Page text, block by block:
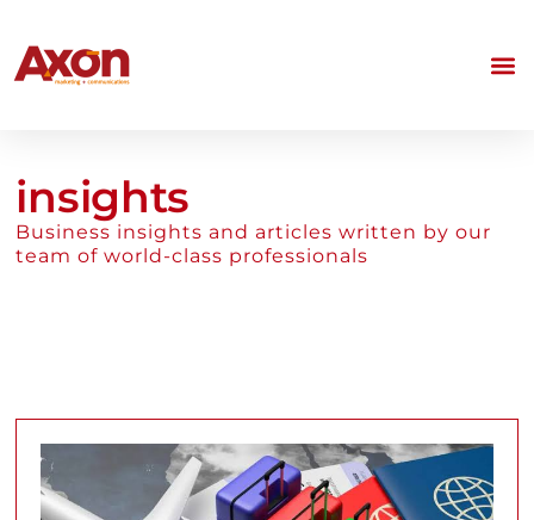
insights
Business insights and articles written by our
team of world-class professionals